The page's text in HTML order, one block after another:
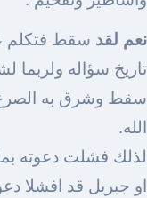
نعم لقد سقط فتكلم
تاريخ سؤاله ولربما
سقط وشرق به
الله.
لذلك فشلت دعوته
او جبريل قد افشلا